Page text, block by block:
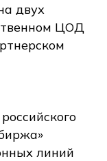
двух
ЦОД
линий